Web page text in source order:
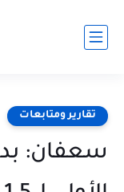
تقارير ومتابعات